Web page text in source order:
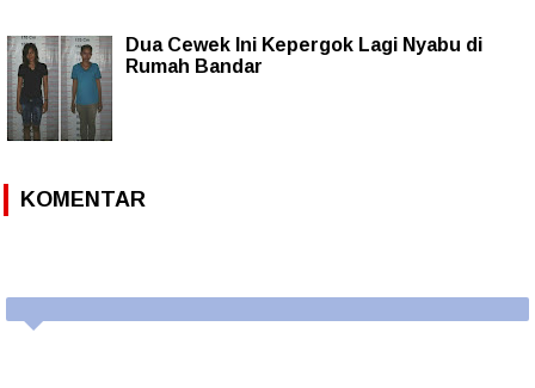
Dua Cewek Ini Kepergok Lagi Nyabu di
Rumah Bandar
KOMENTAR